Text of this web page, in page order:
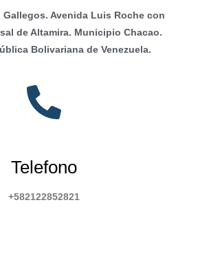
Gallegos. Avenida Luis Roche con
de Altamira. Municipio Chacao.
Bolivariana de Venezuela.
Telefono
+582122852821